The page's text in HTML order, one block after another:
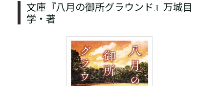
文庫『八月の御所グラウンド』万城目
学・著